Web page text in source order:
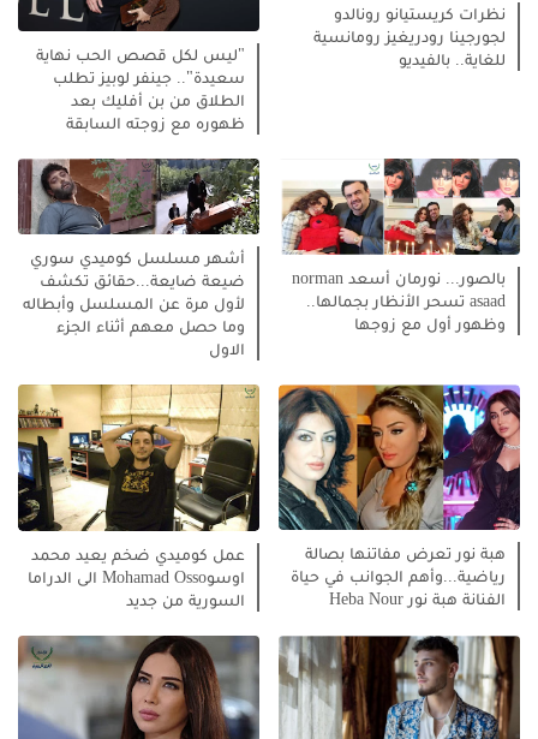
نظرات كريستيانو رونالدو
لجورجينا رودريغيز رومانسية
للغاية.. بالفيديو
"ليس لكل قصص الحب نهاية
سعيدة".. جينفر لوبيز تطلب
الطلاق من بن أفليك بعد
ظهوره مع زوجته السابقة
بالصور... نورمان أسعد norman
asaad تسحر الأنظار بجمالها..
وظهور أول مع زوجها
أشهر مسلسل كوميدي سوري
ضيعة ضايعة...حقائق تكشف
لأول مرة عن المسلسل وأبطاله
وما حصل معهم أثناء الجزء
الاول
هبة نور تعرض مفاتنها بصالة
رياضية...وأهم الجوانب في حياة
الفنانة هبة نور Heba Nour
عمل كوميدي ضخم يعيد محمد
اوسوMohamad Osso الى الدراما
السورية من جديد